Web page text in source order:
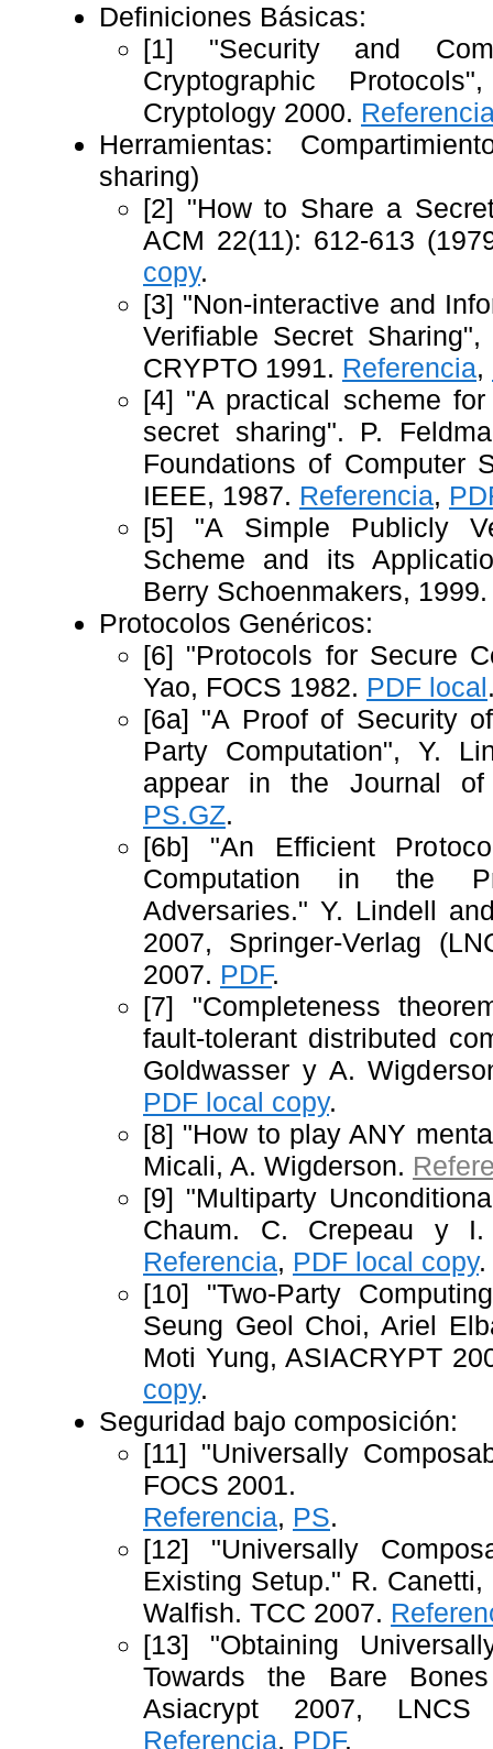
Definiciones Básicas:
[1] "Security and
Cryptographic
Cryptology 2000.
Herramientas:
sharing)
[2] "How to Share a
ACM 22(11): 612-613
copy.
[3] "Non-interactive and
Verifiable Secret
CRYPTO 1991. Referencia,
[4] "A practical scheme
secret sharing". P.
Foundations of Computer
IEEE, 1987. Referencia,
[5] "A Simple Publicly
Scheme and its
Berry Schoenmakers,
Protocolos Genéricos:
[6] "Protocols for Secure
Yao, FOCS 1982. PDF local
[6a] "A Proof of Security
Party Computation", Y.
appear in the Journal
PS.GZ.
[6b] "An Efficient
Computation in the
Adversaries." Y. Lindell
2007, Springer-Verlag
2007. PDF.
[7] "Completeness
fault-tolerant distributed
Goldwasser y A.
PDF local copy.
[8] "How to play ANY
Micali, A. Wigderson.
[9] "Multiparty
Chaum. C. Crepeau y I.
Referencia, PDF local copy.
[10] "Two-Party
Seung Geol Choi, Ariel
Moti Yung, ASIACRYPT
copy.
Seguridad bajo composición:
[11] "Universally
FOCS 2001.
Referencia, PS.
[12] "Universally
Existing Setup." R.
Walfish. TCC 2007.
[13] "Obtaining
Towards the Bare
Asiacrypt 2007,
Referencia, PDF.